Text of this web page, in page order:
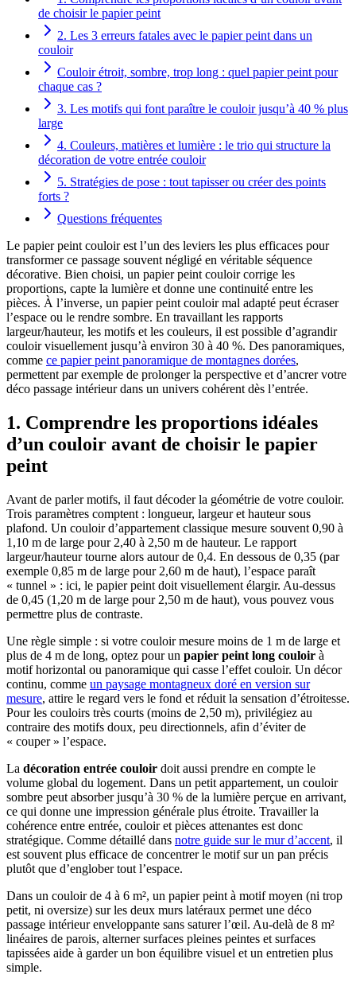
de choisir le papier peint
2. Les 3 erreurs fatales avec le papier peint dans un
couloir
Couloir étroit, sombre, trop long : quel papier peint pour
chaque cas ?
3. Les motifs qui font paraître le couloir jusqu’à 40 % plus
large
4. Couleurs, matières et lumière : le trio qui structure la
décoration de votre entrée couloir
5. Stratégies de pose : tout tapisser ou créer des points
forts ?
Questions fréquentes
Le papier peint couloir est l’un des leviers les plus efficaces pour
transformer ce passage souvent négligé en véritable séquence
décorative. Bien choisi, un papier peint couloir corrige les
proportions, capte la lumière et donne une continuité entre les
pièces. À l’inverse, un papier peint couloir mal adapté peut écraser
l’espace ou le rendre sombre. En travaillant les rapports
largeur/hauteur, les motifs et les couleurs, il est possible d’agrandir
couloir visuellement jusqu’à environ 30 à 40 %. Des panoramiques,
comme ce papier peint panoramique de montagnes dorées,
permettent par exemple de prolonger la perspective et d’ancrer votre
déco passage intérieur dans un univers cohérent dès l’entrée.
1. Comprendre les proportions idéales
d’un couloir avant de choisir le papier
peint
Avant de parler motifs, il faut décoder la géométrie de votre couloir.
Trois paramètres comptent : longueur, largeur et hauteur sous
plafond. Un couloir d’appartement classique mesure souvent 0,90 à
1,10 m de large pour 2,40 à 2,50 m de hauteur. Le rapport
largeur/hauteur tourne alors autour de 0,4. En dessous de 0,35 (par
exemple 0,85 m de large pour 2,60 m de haut), l’espace paraît
« tunnel » : ici, le papier peint doit visuellement élargir. Au-dessus
de 0,45 (1,20 m de large pour 2,50 m de haut), vous pouvez vous
permettre plus de contraste.
Une règle simple : si votre couloir mesure moins de 1 m de large et
plus de 4 m de long, optez pour un papier peint long couloir à
motif horizontal ou panoramique qui casse l’effet couloir. Un décor
continu, comme un paysage montagneux doré en version sur
mesure, attire le regard vers le fond et réduit la sensation d’étroitesse.
Pour les couloirs très courts (moins de 2,50 m), privilégiez au
contraire des motifs doux, peu directionnels, afin d’éviter de
« couper » l’espace.
La décoration entrée couloir doit aussi prendre en compte le
volume global du logement. Dans un petit appartement, un couloir
sombre peut absorber jusqu’à 30 % de la lumière perçue en arrivant,
ce qui donne une impression générale plus étroite. Travailler la
cohérence entre entrée, couloir et pièces attenantes est donc
stratégique. Comme détaillé dans notre guide sur le mur d’accent, il
est souvent plus efficace de concentrer le motif sur un pan précis
plutôt que d’englober tout l’espace.
Dans un couloir de 4 à 6 m², un papier peint à motif moyen (ni trop
petit, ni oversize) sur les deux murs latéraux permet une déco
passage intérieur enveloppante sans saturer l’œil. Au-delà de 8 m²
linéaires de parois, alterner surfaces pleines peintes et surfaces
tapissées aide à garder un bon équilibre visuel et un entretien plus
simple.